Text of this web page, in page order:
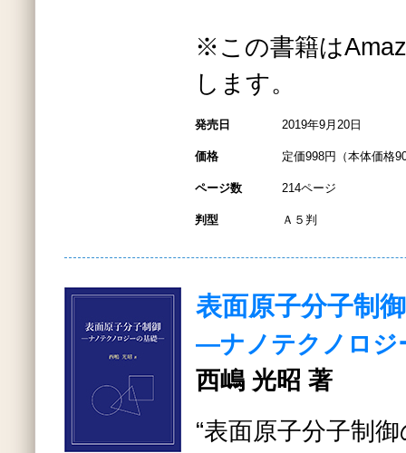
※この書籍は
します。
発売日 2019年9月20日
価格 定価998円（本体価格
ページ数 214ページ
判型 Ａ５判
表面原子分子制御
―ナノテクノロ
西嶋 光昭 著
“表面原子分子制